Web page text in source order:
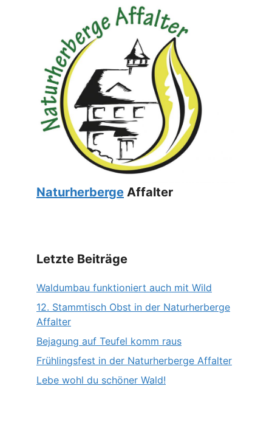
Naturherberge Affalter
Letzte Beiträge
Waldumbau funktioniert auch mit Wild
12. Stammtisch Obst in der Naturherberge
Affalter
Bejagung auf Teufel komm raus
Frühlingsfest in der Naturherberge Affalter
Lebe wohl du schöner Wald!